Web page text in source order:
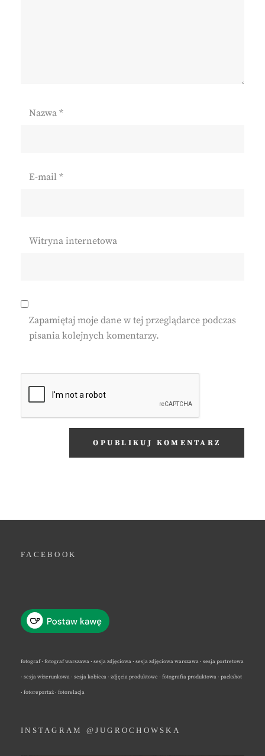
Nazwa *
E-mail *
Witryna internetowa
Zapamiętaj moje dane w tej przeglądarce podczas
pisania kolejnych komentarzy.
FACEBOOK
fotograf · fotograf warszawa · sesja zdjęciowa · sesja zdjęciowa warszawa · sesja portretowa
· sesja wizerunkowa · sesja kobieca · zdjęcia produktowe · fotografia produktowa · packshot
· fotoreportaż · fotorelacja
INSTAGRAM @JUGROCHOWSKA